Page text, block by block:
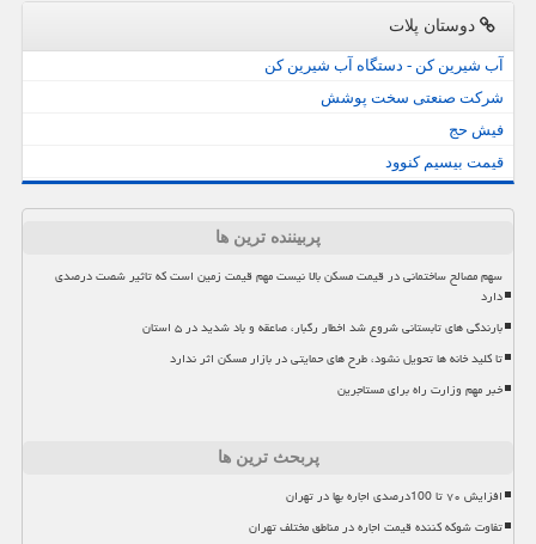
دوستان پلات
آب شیرین کن - دستگاه آب شیرین کن
شرکت صنعتی سخت پوشش
فیش حج
قیمت بیسیم کنوود
پربیننده ترین ها
سهم مصالح ساختمانی در قیمت مسکن بالا نیست مهم قیمت زمین است که تاثیر شصت درصدی
دارد
بارندگی های تابستانی شروع شد اخطار رگبار، صاعقه و باد شدید در ۵ استان
تا کلید خانه ها تحویل نشود، طرح های حمایتی در بازار مسکن اثر ندارد
خبر مهم وزارت راه برای مستاجرین
پربحث ترین ها
افزایش ۷۰ تا 100درصدی اجاره بها در تهران
تفاوت شوکه کننده قیمت اجاره در مناطق مختلف تهران